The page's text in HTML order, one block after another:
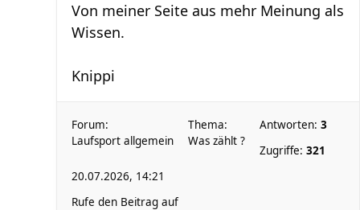
Von meiner Seite aus mehr Meinung als
Wissen.
Knippi
Forum:
Laufsport allgemein
Thema:
Was zählt ?
Antworten: 3
Zugriffe: 321
20.07.2026, 14:21
Rufe den Beitrag auf